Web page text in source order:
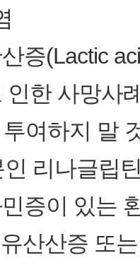
증(Lactic
인한 사망사
여하지 말
리나글립
증이 있는
산산증 또